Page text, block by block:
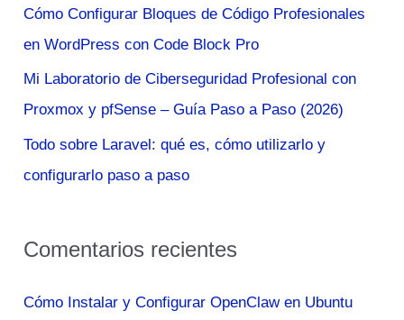
r
:
Cómo Configurar Bloques de Código Profesionales
en WordPress con Code Block Pro
Mi Laboratorio de Ciberseguridad Profesional con
Proxmox y pfSense – Guía Paso a Paso (2026)
Todo sobre Laravel: qué es, cómo utilizarlo y
configurarlo paso a paso
Comentarios recientes
Cómo Instalar y Configurar OpenClaw en Ubuntu